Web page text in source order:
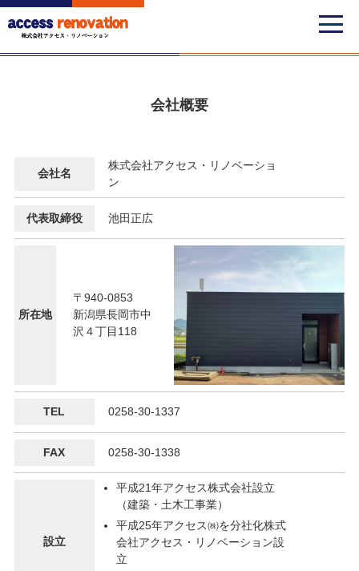
会社概要
会社名
株式会社アクセス・リノベーショ
ン
代表取締役 池田正広
所在地
〒940-0853
新潟県長岡市中
沢４丁目118
TEL 0258-30-1337
FAX 0258-30-1338
設⽴
平成21年アクセス株式会社設⽴
（建築・土⽊工事業）
平成25年アクセス㈱を分社化株式
会社アクセス・リノベーション設
⽴